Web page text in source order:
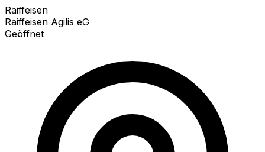
Raiffeisen
Raiffeisen Agilis eG
Geöffnet